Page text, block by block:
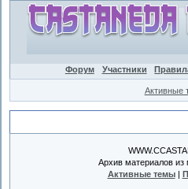
Форум Участники
Активные
Архив материалов из
Активные темы|